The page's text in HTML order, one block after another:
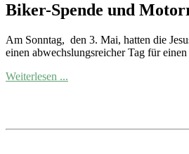
Biker-Spende und
Am Sonntag, den 3. Mai, hatten die
einen abwechslungsreicher Tag für
Weiterlesen ...